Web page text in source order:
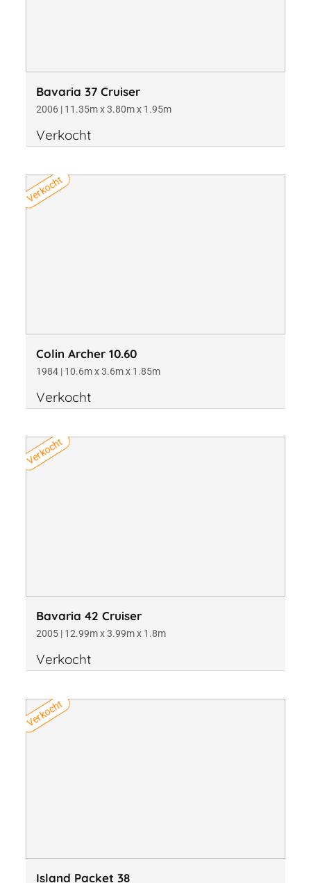
Bavaria 37 Cruiser
2006 | 11.35m x 3.80m x 1.95m
Verkocht
Verkocht
Colin Archer 10.60
1984 | 10.6m x 3.6m x 1.85m
Verkocht
Verkocht
Bavaria 42 Cruiser
2005 | 12.99m x 3.99m x 1.8m
Verkocht
Verkocht
Island Packet 38